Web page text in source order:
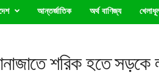
আন্তর্জাতিক অর্থ বাণিজ্য
শরিক হতে সড়কে